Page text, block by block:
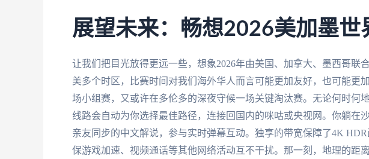
展望未来：畅想2026美加墨世
让我们把目光放得更远一些，想象2026年由美国、加拿大、墨西哥联
美多个时区，比赛时间对我们海外华人而言可能更加友好，也可能更
场小组赛，又或许在多伦多的深夜守候一场关键淘汰赛。无论何时何
线路会自动为你选择最佳路径，连接回国内的咪咕或央视网。你躺在
亲友同步的中文解说，参与实时弹幕互动。独享的带宽保障了4K
保游戏加速、视频通话等其他网络活动互不干扰。那一刻，地理的距